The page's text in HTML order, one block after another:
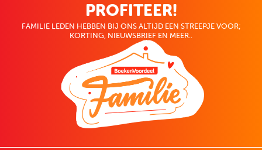
PROFITEER!
FAMILIE LEDEN HEBBEN BIJ ONS ALTIJD EEN STREEPJE VOOR;
KORTING, NIEUWSBRIEF EN MEER..